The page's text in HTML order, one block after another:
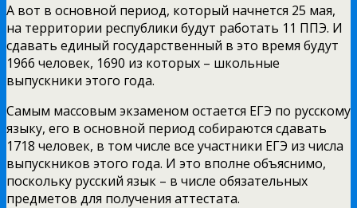
А вот в основной период, который начнется 25 мая,
на территории республики будут работать 11 ППЭ. И
сдавать единый государственный в это время будут
1966 человек, 1690 из которых – школьные
выпускники этого года.
Самым массовым экзаменом остается ЕГЭ по русскому
языку, его в основной период собираются сдавать
1718 человек, в том числе все участники ЕГЭ из числа
выпускников этого года. И это вполне объяснимо,
поскольку русский язык – в числе обязательных
предметов для получения аттестата.